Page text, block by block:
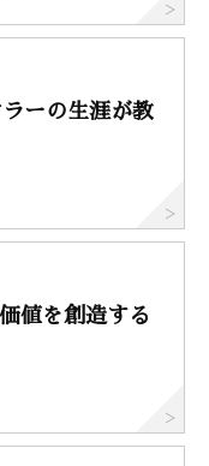
ーの生涯が教
値を創造する